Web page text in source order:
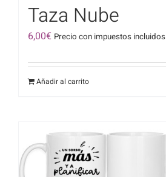
Taza Nube
6,00€ Precio con impuestos incluidos
Añadir al carrito